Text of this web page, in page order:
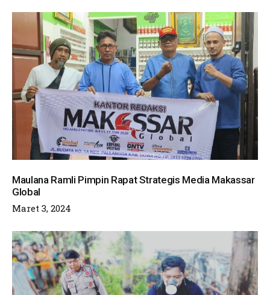
Maulana Ramli Pimpin Rapat Strategis Media Makassar
Global
Maret 3, 2024